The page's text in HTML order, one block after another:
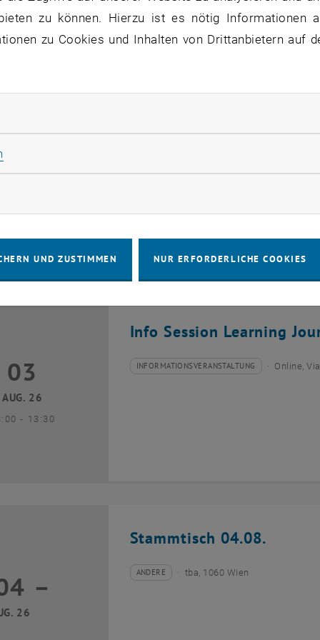
Juli 2026
28
-bis
17:00
Info Session Learning
August 2026
03
AUG. 26
- bis
13:30
Veranstaltungstyp:
INFORMATIONSVERANSTALTUNG
Veranstaltungsort: Online,
Stammtisch 04.08.
26
– Veranstaltungstyp:
ANDERE
Veranstaltungsort:tba, 1060 Wien
zu können. Hierzu ist es nötig Informationen
zu Cookies und Inhalten von Drittanbietern auf
Cookies zulassen
UND ZUSTIMMEN NUR ERFORDERLICHE COOKIES